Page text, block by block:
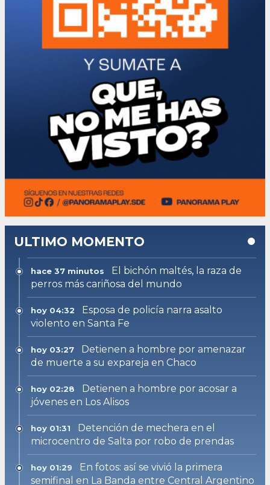
ULTIMO MOMENTO
hace 37 minutos
El bichón maltés, la raza de
perros más cariñosa del mundo
hoy 04:32
Esposa de policía narra asalto
violento en Santa Fe
hoy 03:27
Detienen a hombre por amenazar
de muerte a su expareja en Chaco
hoy 02:28
Detienen a hombre por acosar a
jóvenes en Los Alisos
hoy 01:31
Detención de mechera en el
microcentro de Salta por robo de prendas
hoy 01:29
En fotos: así se vivió la primera
semifinal en La Banda entre Central Argentino